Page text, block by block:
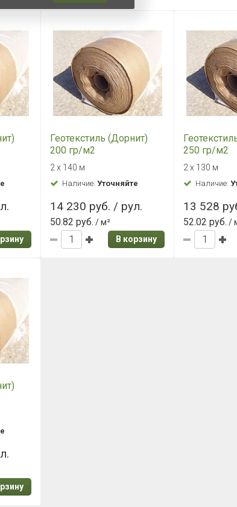
Геотекстиль (Дорнит)
200 гр/м2
2 х 140 м
Наличие:Уточняйте
14 230 руб. / рул.
50.82 руб. / м²
В корзину
250 гр/м2
2 х 130 м
Наличие:
13 528
52.02 руб. /